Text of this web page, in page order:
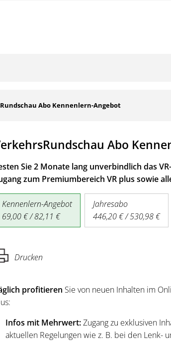
Abo Kennenlern-Angebot
Abo
Sie 2 Monate lang unverbindlich das
zum Premiumbereich VR plus sowie
Kennenlern-Angebot
69,00 € / 82,11 €
Jahresabo
446,20 € / 530,98 €
Drucken
profitieren Sie von neuen Inhalten im
Infos mit Mehrwert:Zugang zu exklusiven
aktuellen Regelungen wie z. B. bei den Lenk-